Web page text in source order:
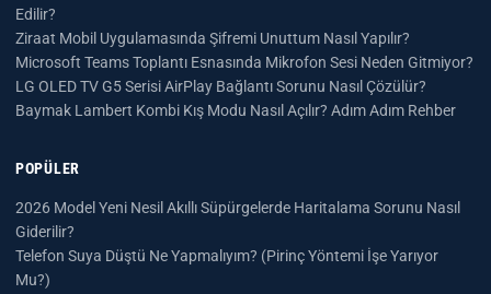
Edilir?
Ziraat Mobil Uygulamasında Şifremi Unuttum Nasıl Yapılır?
Microsoft Teams Toplantı Esnasında Mikrofon Sesi Neden Gitmiyor?
LG OLED TV G5 Serisi AirPlay Bağlantı Sorunu Nasıl Çözülür?
Baymak Lambert Kombi Kış Modu Nasıl Açılır? Adım Adım Rehber
POPÜLER
2026 Model Yeni Nesil Akıllı Süpürgelerde Haritalama Sorunu Nasıl
Giderilir?
Telefon Suya Düştü Ne Yapmalıyım? (Pirinç Yöntemi İşe Yarıyor
Mu?)